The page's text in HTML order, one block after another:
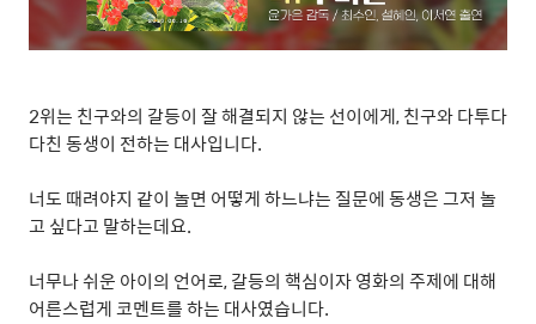
2위는 친구와의 갈등이 잘 해결되지 않는 선이에게,친구와 다투다
다친 동생이 전하는 대사입니다.
너도 때려야지 같이 놀면 어떻게 하느냐는 질문에 동생은 그저 놀
고 싶다고 말하는데요.
너무나 쉬운 아이의 언어로,갈등의 핵심이자 영화의 주제에 대해
어른스럽게 코멘트를 하는 대사였습니다.